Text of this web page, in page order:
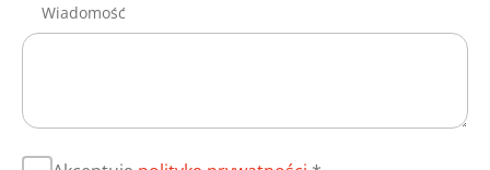
Wiadomość